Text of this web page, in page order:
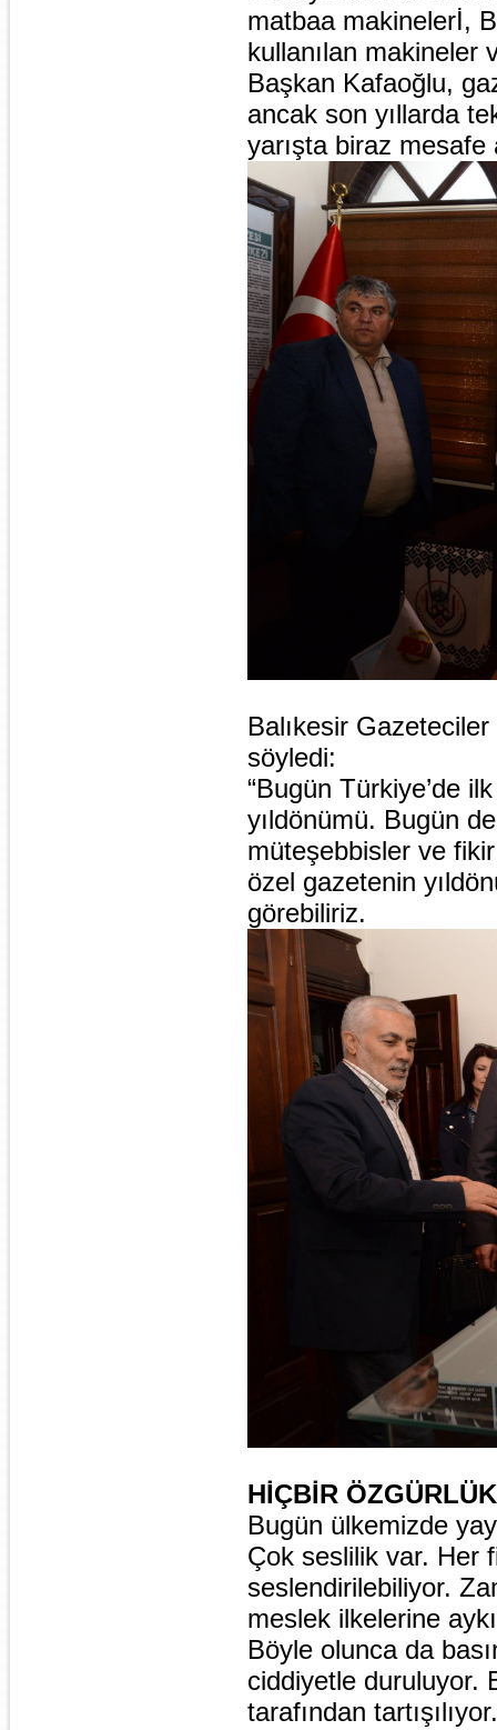
matbaa makinelerİ,
kullanılan makineler
Başkan Kafaoğlu,
ancak son yıllarda
yarışta biraz mesafe
Balıkesir
söyledi:
“Bugün Türkiye’de
yıldönümü. Bugün
müteşebbisler ve
özel gazetenin
görebiliriz.
HİÇBİR
Bugün ülkemizde
Çok seslilik var. Her
seslendirilebiliyor.
meslek ilkelerine
Böyle olunca da
ciddiyetle duruluyor.
tarafından